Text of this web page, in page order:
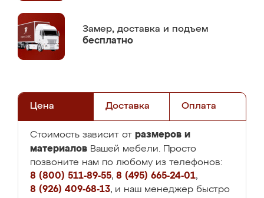
Замер, доставка и подъем
бесплатно
Цена Доставка Оплата
Стоимость зависит от размеров и
материалов Вашей мебели. Просто
позвоните нам по любому из телефонов:
8 (800) 511-89-55, 8 (495) 665-24-01,
8 (926) 409-68-13, и наш менеджер быстро